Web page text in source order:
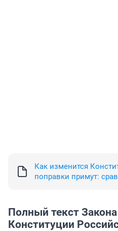
Как изменится
поправки примут:
Полный текст
Конституции